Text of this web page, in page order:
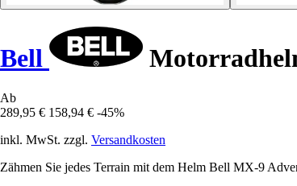
Bell
Ab
289,95 € 158,94 € -45%
inkl. MwSt. zzgl. Versandkosten
Zähmen Sie jedes Terrain mit dem Helm Bell MX-9